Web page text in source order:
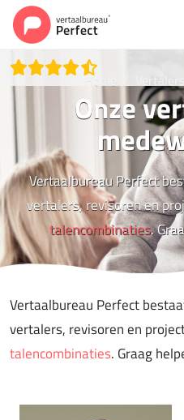
Home
Onze
Vertaalbureau Perfect
vertalers, revisoren en
talencombinaties.
Vertaalbureau Perfect
vertalers, revisoren en
talencombinaties. Graag